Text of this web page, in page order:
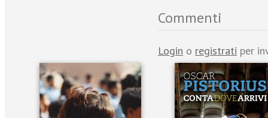
Commenti
Login o registrati per